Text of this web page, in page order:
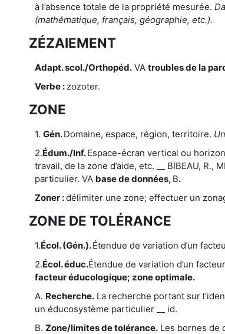
à l’absence totale de la propriété mesurée.
(mathématique, français, géographie, etc.).
ZÉZAIEMENT
Adapt. scol./Orthopéd. VA troubles de la
Verbe : zozoter.
ZONE
1. Gén.Domaine, espace, région, territoire.
2.Édum./Inf.Espace-écran vertical ou
travail, de la zone d’aide, etc. __ BIBEAU, R.,
particulier. VA base de données, B.
Zoner :délimiter une zone; effectuer un
ZONE DE TOLÉRANCE
1.Écol. (Gén.).Étendue de variation d’un
2.Écol. éduc.Étendue de variation d’un
facteur éducologique; zone optimale.
A. Recherche. La recherche portant sur
un éducosystème particulier __ id.
B. Zone/limites de tolérance. Les bornes de